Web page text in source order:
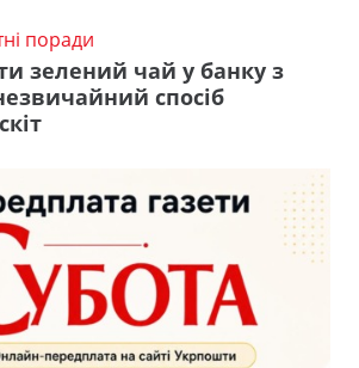
поради
зелений чай у банку з
спосіб